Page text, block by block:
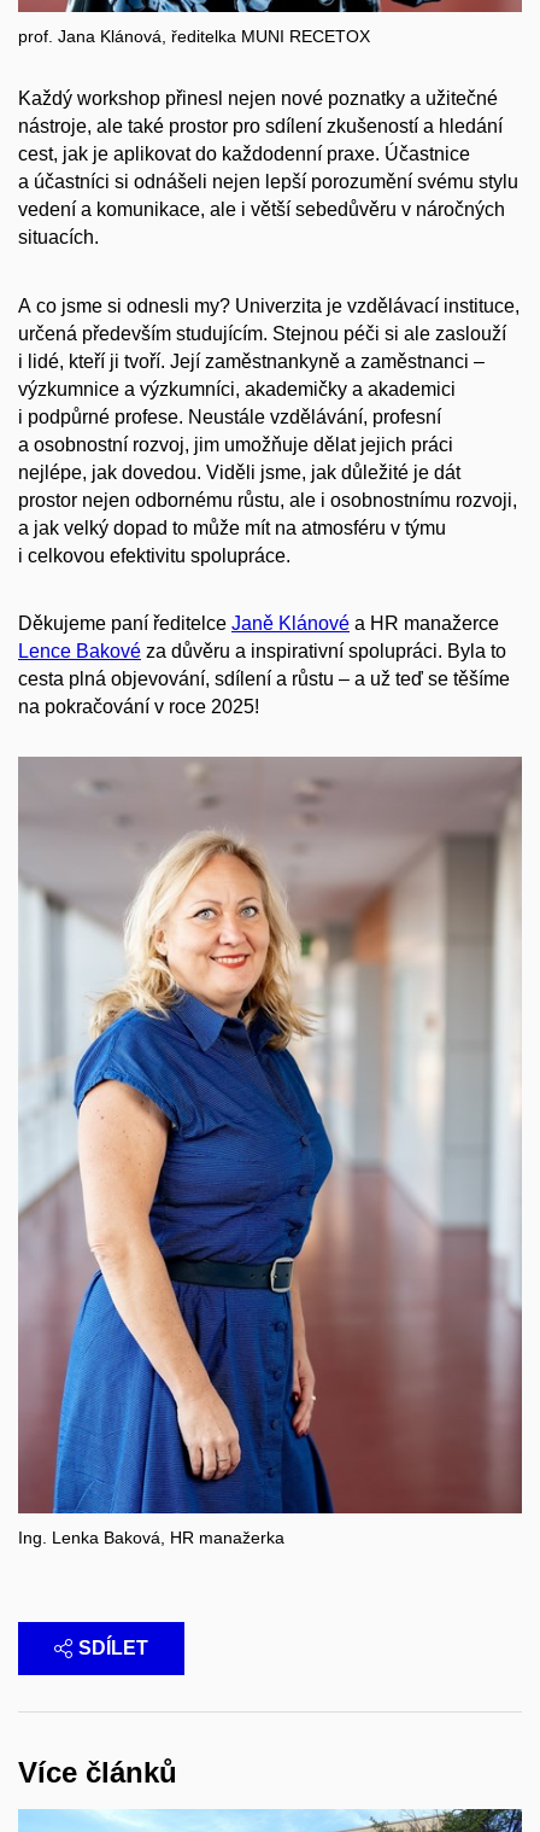
prof. Jana Klánová, ředitelka MUNI RECETOX
Každý workshop přinesl nejen nové poznatky a užitečné
nástroje, ale také prostor pro sdílení zkušeností a hledání
cest, jak je aplikovat do každodenní praxe. Účastnice
a účastníci si odnášeli nejen lepší porozumění svému stylu
vedení a komunikace, ale i větší sebedůvěru v náročných
situacích.
A co jsme si odnesli my? Univerzita je vzdělávací instituce,
určená především studujícím. Stejnou péči si ale zaslouží
i lidé, kteří ji tvoří. Její zaměstnankyně a zaměstnanci –
výzkumnice a výzkumníci, akademičky a akademici
i podpůrné profese. Neustále vzdělávání, profesní
a osobnostní rozvoj, jim umožňuje dělat jejich práci
nejlépe, jak dovedou. Viděli jsme, jak důležité je dát
prostor nejen odbornému růstu, ale i osobnostnímu rozvoji,
a jak velký dopad to může mít na atmosféru v týmu
i celkovou efektivitu spolupráce.
Děkujeme paní ředitelce Janě Klánové a HR manažerce
Lence Bakové za důvěru a inspirativní spolupráci. Byla to
cesta plná objevování, sdílení a růstu – a už teď se těšíme
na pokračování v roce 2025!
Ing. Lenka Baková, HR manažerka
SDÍLET
Více článků